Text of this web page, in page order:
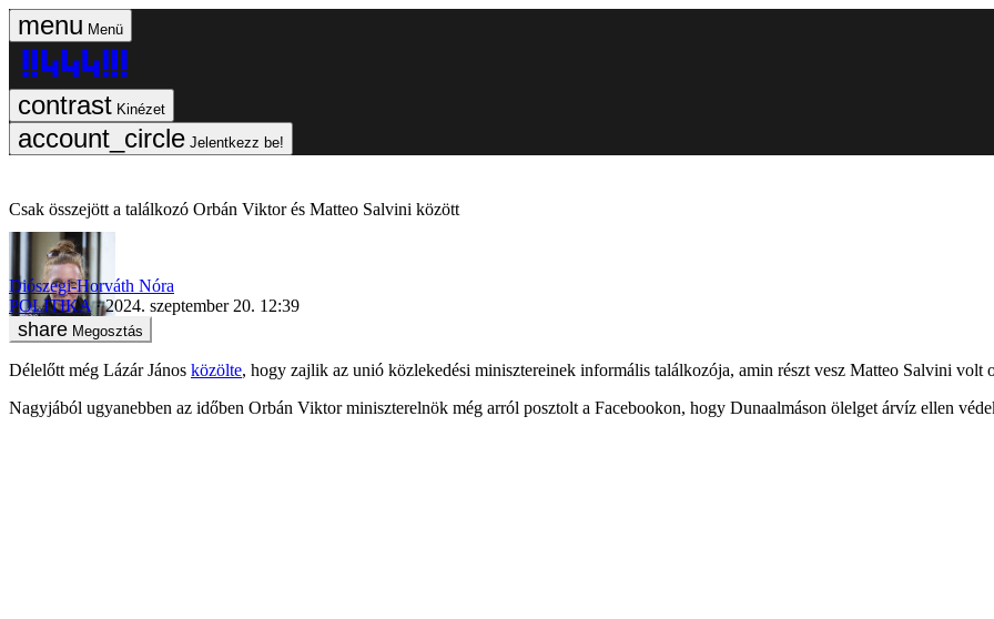
Menü
Kinézet
Jelentkezz be!
Csak összejött a találkozó Orbán Viktor és Matteo Salvini között
Diószegi-Horváth Nóra
POLITIKA
2024. szeptember 20. 12:39
Megosztás
Délelőtt még Lázár János közölte, hogy zajlik az unió közlekedési minisztereinek informális találkozója, amin részt vesz Matteo Salvini volt
Nagyjából ugyanebben az időben Orbán Viktor miniszterelnök még arról posztolt a Facebookon, hogy Dunaalmáson ölelget árvíz ellen